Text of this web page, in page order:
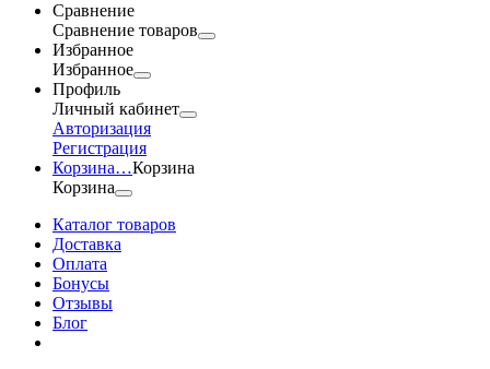
Сравнение
Сравнение товаров
Избранное
Избранное
Профиль
Личный кабинет
Авторизация
Регистрация
Корзина…Корзина
Корзина
Каталог товаров
Доставка
Оплата
Бонусы
Отзывы
Блог